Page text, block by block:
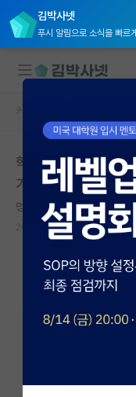
김박사넷
푸시 알림으로 소식을 빠르게
대학원생 모집
국내대학원 정보
연구실&오픈랩
커뮤니티
커뮤니티 홈
전체글보기
베스트 게시판
자유 게시판(아무
커뮤니티 홈
학생때, 특히 석사때
가는게 중요한 것 같
멍때리는 유클리드
2026.05.15 10 6433